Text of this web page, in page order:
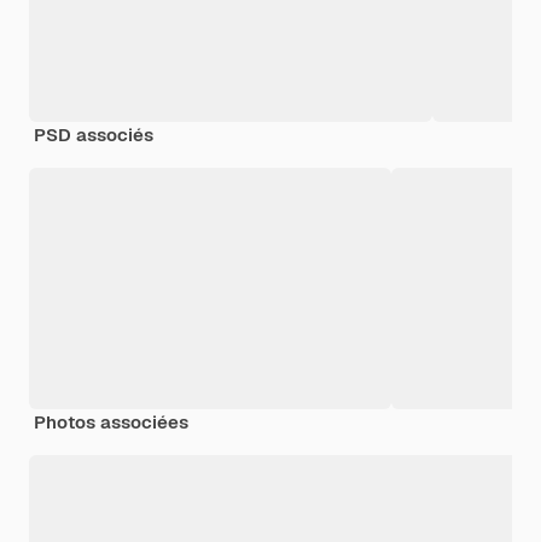
PSD associés
Photos associées